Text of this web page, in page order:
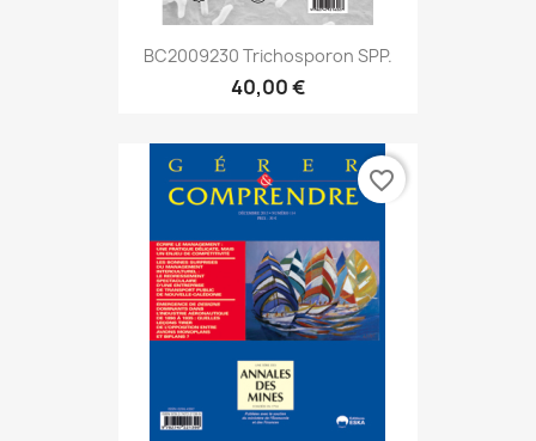
BC2009230 Trichosporon SPP.
40,00 €
favorite_border